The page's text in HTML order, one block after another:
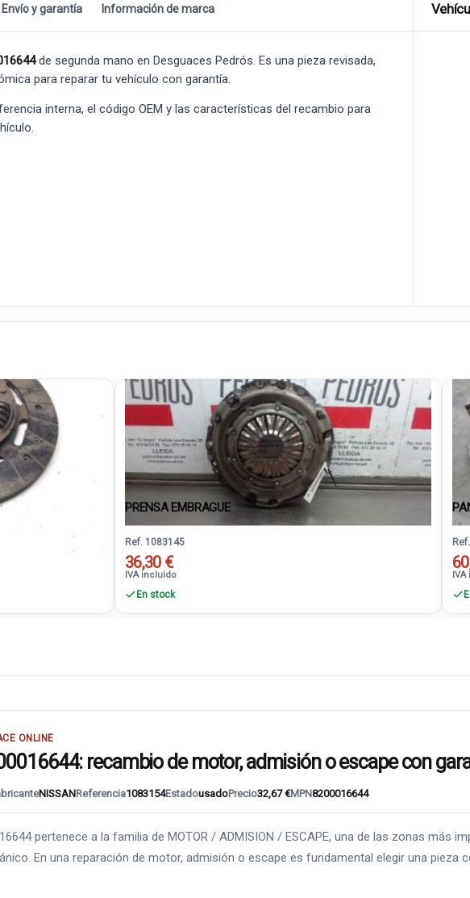
Envío y garantía Información de marca
de segunda mano en Desguaces Pedrós. Es una pieza revisada,
para reparar tu vehículo con garantía.
interna, el código OEM y las características del recambio para
PRENSA EMBRAGUE
Ref. 1083145
36,30 €
IVA incluido
En stock
ONLINE
recambio de motor, admisión o escape con
NISSANReferencia1083154EstadousadoPrecio32,67 €MPN8200016644
pertenece a la familia de MOTOR / ADMISION / ESCAPE, una de las zonas
En una reparación de motor, admisión o escape es fundamental elegir una pieza